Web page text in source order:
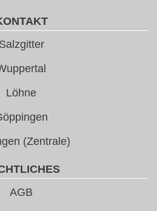
Salzgitter
Löhne
(Zentrale)
AGB